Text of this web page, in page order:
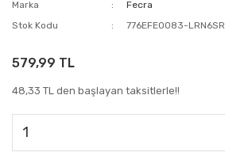
Marka
Fecra
Stok Kodu
776EFE0083-
579,99 TL
48,33 TL den başlayan taksitlerle!!